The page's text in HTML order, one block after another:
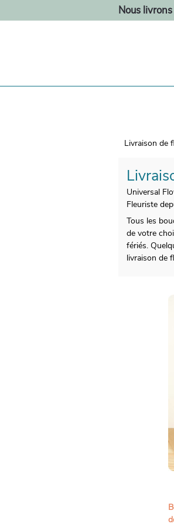
Nous
Livraison de
Universal
Fleuriste
Tous les
de votre
fériés.
livraison de